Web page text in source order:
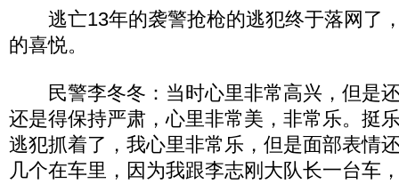
逃亡13年的袭警抢枪的逃犯终于落网了
的喜悦。
民警李冬冬：当时心里非常高兴，但是
还是得保持严肃，心里非常美，非常乐。挺
逃犯抓着了，我心里非常乐，但是面部表情
几个在车里，因为我跟李志刚大队长一台车